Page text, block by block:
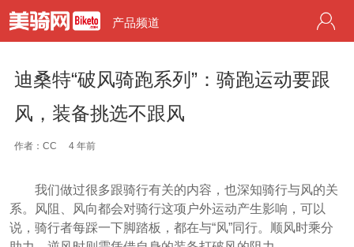
产品频道
迪桑特“破风骑跑系列”：骑跑运动要跟
风，装备挑选不跟风
作者：CC 4 年前
我们做过很多跟骑行有关的内容，也深知骑行与风的关
系。风阻、风向都会对骑行这项户外运动产生影响，可以
说，骑行者每踩一下脚踏板，都在与“风”同行。顺风时乘分